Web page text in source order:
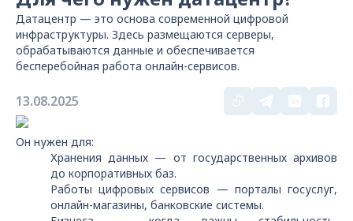
Датацентр — это основа современной цифровой
инфраструктуры. Здесь размещаются серверы,
обрабатываются данные и обеспечивается
бесперебойная работа онлайн-сервисов.
13.08.2025
Он нужен для:
Хранения данных — от государственных архивов
до корпоративных баз.
Работы цифровых сервисов — порталы госуслуг,
онлайн-магазины, банковские системы.